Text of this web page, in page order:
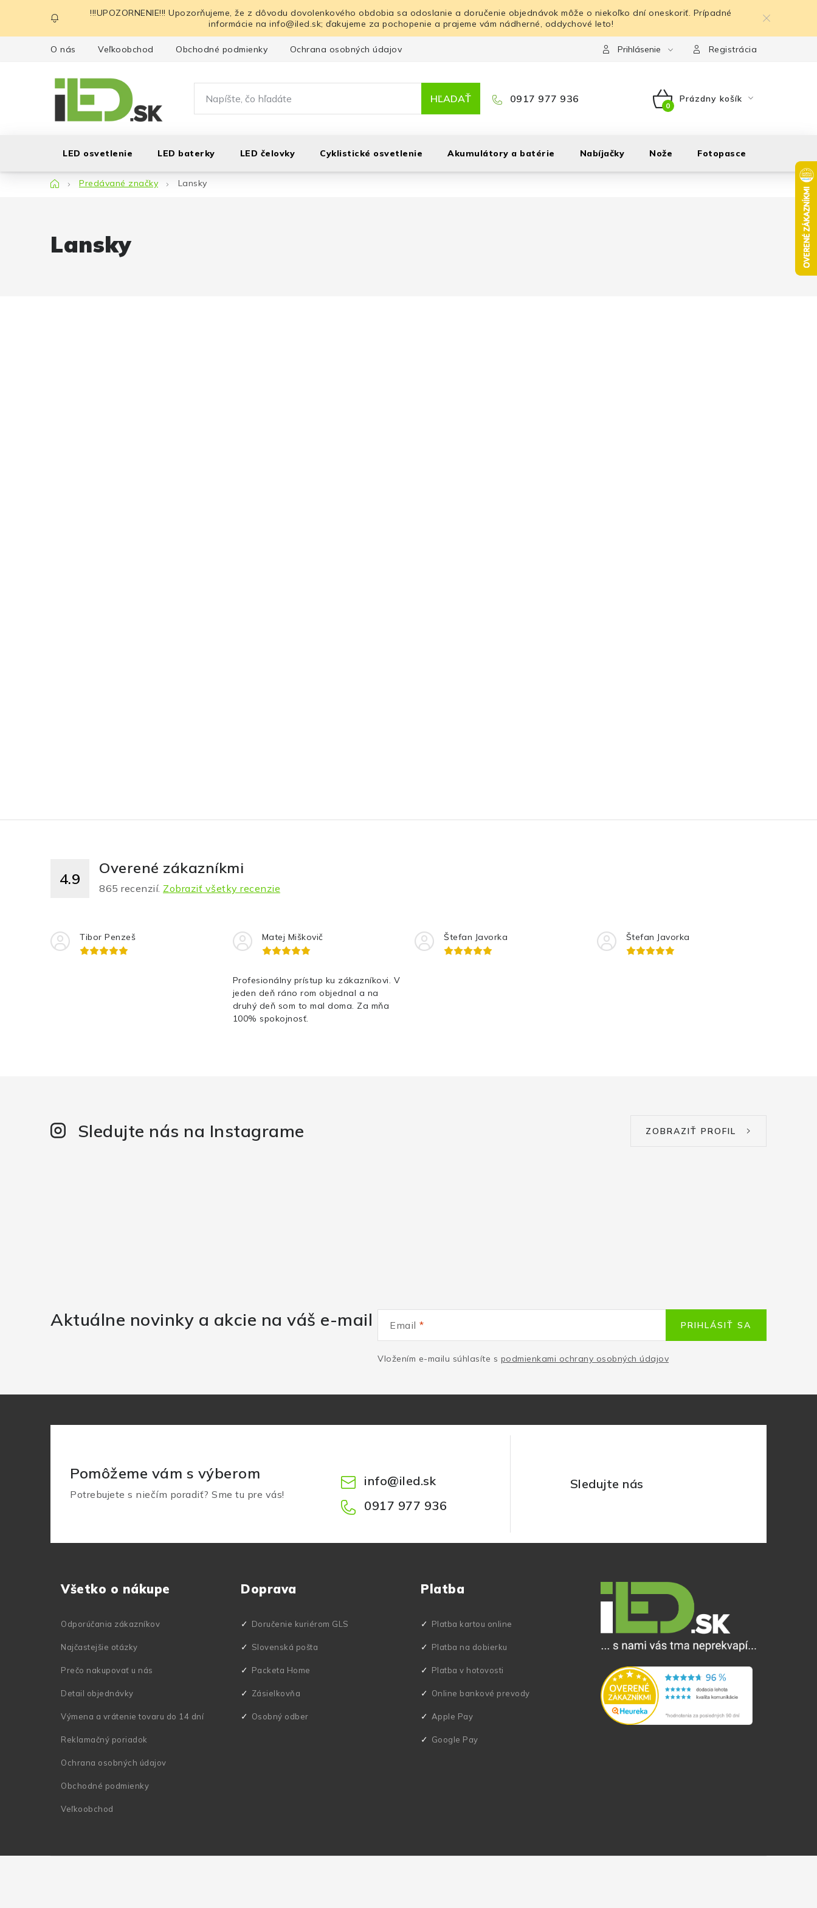
obsah
!!!UPOZORNENIE!!! Upozorňujeme, že z dôvodu dovolenkového obdobia sa odoslanie a doručenie objednávok môže o niekoľko dní oneskoriť. Prípadné
informácie na info@iled.sk; ďakujeme za pochopenie a prajeme vám nádherné, oddychové leto!
O nás Veľkoobchod Obchodné podmienky Ochrana osobných údajov Prihlásenie Registrácia
HĽADAŤ 0917 977 936
NÁKUPNÝ
Prázdny košík
LED osvetlenie LED baterky LED čelovky Cyklistické osvetlenie Akumulátory a batérie Nabíjačky Nože Fotopasce
DomovPredávané značky Lansky
Lansky
4.9
Overené zákazníkmi
865 recenzií. Zobraziť všetky recenzie
Tibor Penzeš Matej Miškovič
Profesionálny prístup ku zákazníkovi. V
jeden deň ráno rom objednal a na
druhý deň som to mal doma. Za mňa
100% spokojnosť.
Štefan Javorka Štefan Javorka
Sledujte nás na Instagrame ZOBRAZIŤ PROFIL
Aktuálne novinky a akcie na váš e-mail Email
Vložením e-mailu súhlasíte s podmienkami ochrany osobných údajov
PRIHLÁSIŤ SA
Pomôžeme vám s výberom
Potrebujete s niečím poradiť? Sme tu pre vás!
info@iled.sk
0917 977 936
Všetko o nákupe
Odporúčania zákazníkov
Najčastejšie otázky
Prečo nakupovať u nás
Detail objednávky
Výmena a vrátenie tovaru do 14 dní
Reklamačný poriadok
Ochrana osobných údajov
Obchodné podmienky
Veľkoobchod
Doprava
Doručenie kuriérom GLS
Slovenská pošta
Packeta Home
Zásielkovňa
Osobný odber
Platba
Platba kartou online
Platba na dobierku
Platba v hotovosti
Online bankové prevody
Apple Pay
Google Pay